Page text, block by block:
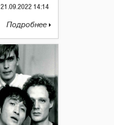
21.09.2022 14:14
Подробнее